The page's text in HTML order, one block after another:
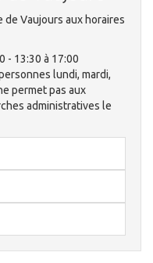
Vaujours aux horaires
- 13:30 à 17:00
lundi, mardi,
permet pas aux
administratives le